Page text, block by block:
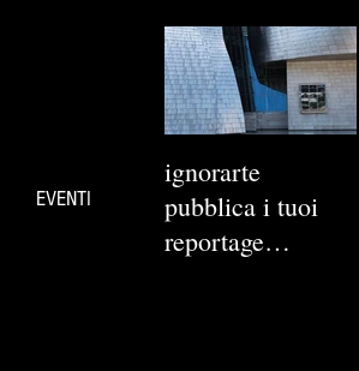
EVENTI
ignorarte
pubblica i tuoi
reportage